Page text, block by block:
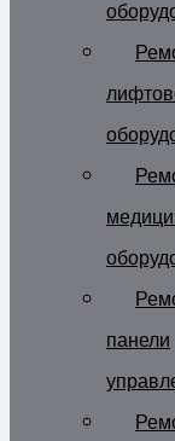
панели